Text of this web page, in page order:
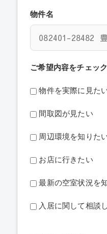
物件名
ご希望内容をチェッ
物件を実際に見た
間取図が見たい
周辺環境を知りた
お店に行きたい
最新の空室状況を
入居に関して相談